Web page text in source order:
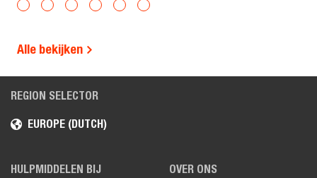
Alle bekijken
REGION SELECTOR
EUROPE (DUTCH)
HULPMIDDELEN BIJ
OVER ONS